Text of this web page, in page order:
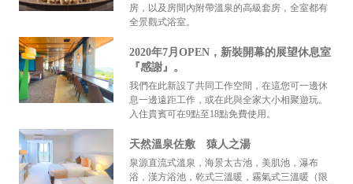
房，以及房間內附帶溫泉的高級套房，全室都有
全景觀式浴室。
2020年7月OPEN，新裝開幕的展望休息室
『感謝』。
我們在此新設了共同工作空間，在這您可一邊休
息一邊遠距工作，或在此與全家大小相聚遊玩。
入住貴賓可在9點至18點免費使用。
天然溫泉佐敷 猿人之湯
泉源直流式溫泉，海景太古池，美肌池，瀑布
浴，漢方浴池，乾式三溫暖，霧氣式三溫暖（限